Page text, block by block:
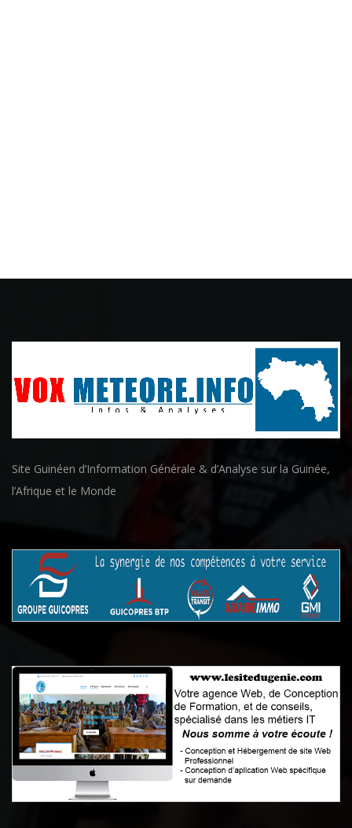
Site Guinéen d’Information Générale & d’Analyse sur la Guinée,
l’Afrique et le Monde